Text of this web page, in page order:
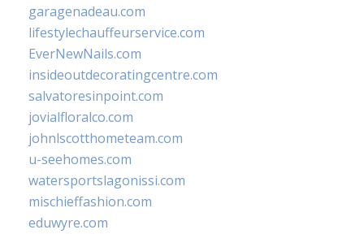
garagenadeau.com
lifestylechauffeurservice.com
EverNewNails.com
insideoutdecoratingcentre.com
salvatoresinpoint.com
jovialfloralco.com
johnlscotthometeam.com
u-seehomes.com
watersportslagonissi.com
mischieffashion.com
eduwyre.com